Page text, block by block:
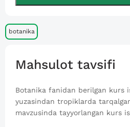
botanika
Mahsulot tavsifi
Botanika fanidan berilgan kurs
yuzasindan tropiklarda
mavzusinda tayyorlangan kurs